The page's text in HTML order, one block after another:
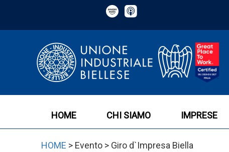
HOME CHI SIAMO IMPRESE
HOME > Evento > Giro d`Impresa Biella